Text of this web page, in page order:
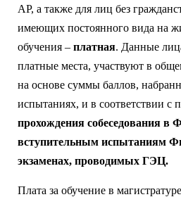
АР, а также для лиц без
имеющих постоянного вида на
обучения – платная. Данные
платные места, участвуют в
на основе суммы баллов,
испытаниях, и в соответствии с
прохождения собеседования в
вступительным испытаниям
экзаменах, проводимых ГЭЦ.
Плата за обучение в